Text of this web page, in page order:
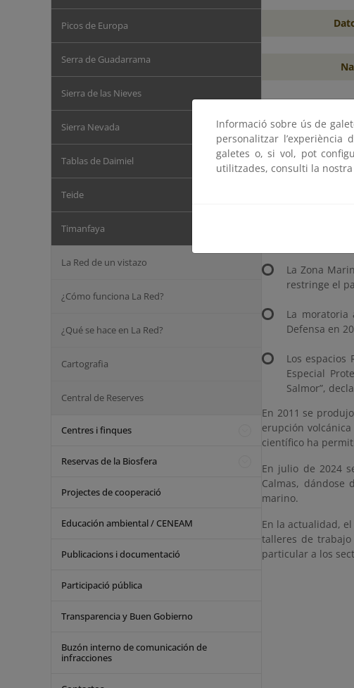
Picos de Europa
Serra de Guadarrama
Sierra de las Nieves
Sierra Nevada
Tablas de Daimiel
Teide
Timanfaya
La Red de un vistazo
¿Cómo funciona La Red?
¿Qué se hace en La Red?
Cartografia
Central de Reserves
Centres i finques
Reservas de la Biosfera
Projectes de cooperació
Educación ambiental / CENEAM
Publicacions i documentació
Participació pública
Transparencia y Buen Gobierno
Buzón interno de comunicación de
infracciones
El Mar de las
No obstante, el
figuras de
La Reserva
La
Reserva de
La Zona
restringe el
La
Defensa en
Los espacios
Especial
Salmor”,
En 2011 se
erupción
científico ha
En julio de 2024
Calmas,
marino.
En la actualidad,
talleres de
particular a los
Informació sobre ús de
personalitzar l’experiència
galetes o, si vol, pot
utilitzades, consulti la nostra